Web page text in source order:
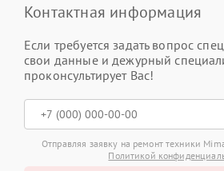
Контактная информация
Если требуется задать вопрос
свои данные и дежурный
проконсультирует Вас!
Отправляя заявку на ремонт техники
Политикой